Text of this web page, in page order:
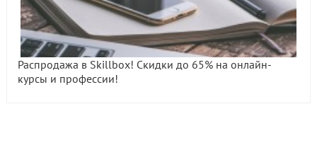
Распродажа в Skillbox! Скидки до 65% на онлайн-
курсы и профессии!